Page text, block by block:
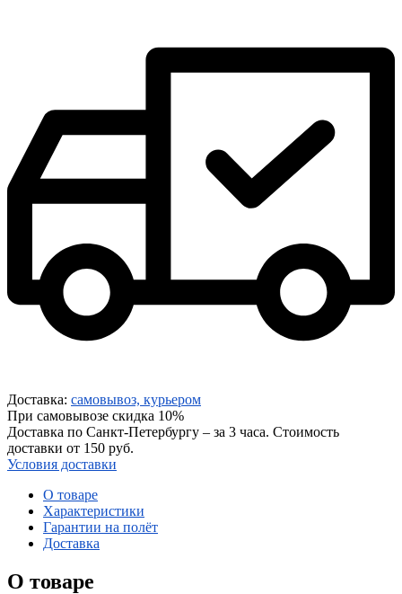
Доставка: самовывоз, курьером
При самовывозе скидка 10%
Доставка по Санкт-Петербургу – за 3 часа. Стоимость
доставки от 150 руб.
Условия доставки
О товаре
Характеристики
Гарантии на полёт
Доставка
О товаре